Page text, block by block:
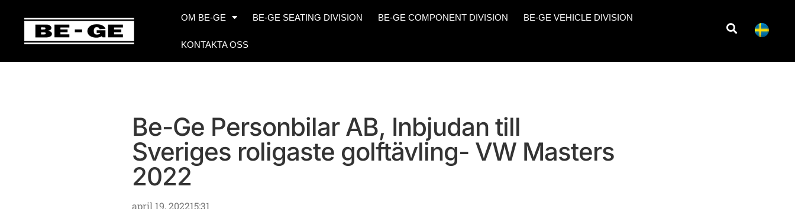
OM BE-GE BE-GE SEATING DIVISION BE-GE COMPONENT DIVISION BE-GE VEHICLE DIVISION
KONTAKTA OSS
Be-Ge Personbilar AB, Inbjudan till
Sveriges roligaste golftävling- VW Masters
2022
april 19, 202215:31